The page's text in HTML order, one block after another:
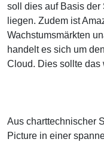
soll dies auf Basis
liegen. Zudem ist
Wachstumsmärkten
handelt es sich um
Cloud. Dies sollte das
Aus charttechnischer
Picture in einer